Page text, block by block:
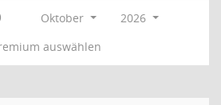
Oktober
2026
auswählen